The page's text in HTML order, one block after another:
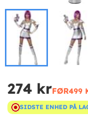
274 krFØR499
SIDSTE ENHED PÅ